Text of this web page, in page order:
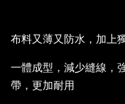
布料又薄又防水 ，加上
一體成型， 減少縫線 ，
帶，更加耐用